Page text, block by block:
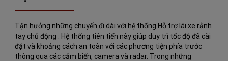
Tận hưởng những chuyến đi dài với hệ thống Hỗ trợ lái xe rảnh
tay chủ động . Hệ thống tiên tiến này giúp duy trì tốc độ đã cài
đặt và khoảng cách an toàn với các phương tiện phía trước
thông qua các cảm biến, camera và radar. Trong những